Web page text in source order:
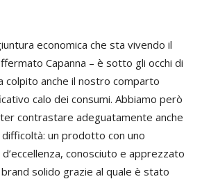
economica che sta vivendo il
Capanna – è sotto gli occhi di
colpito anche il nostro comparto
calo dei consumi. Abbiamo però
contrastare adeguatamente anche
un prodotto con uno
conosciuto e apprezzato
solido grazie al quale è stato